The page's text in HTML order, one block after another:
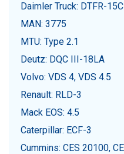
Daimler Truck: DTFR-
MAN: 3775
MTU: Type 2.1
Deutz: DQC III-18LA
Volvo: VDS 4, VDS 4.5
Renault: RLD-3
Mack EOS: 4.5
Caterpillar: ECF-3
Cummins: CES 20100,